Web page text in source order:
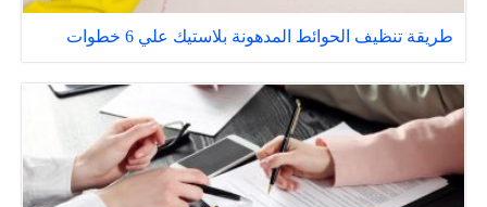
طريقة تنظيف الحوائط المدهونة بلاستيك علي 6 خطوات